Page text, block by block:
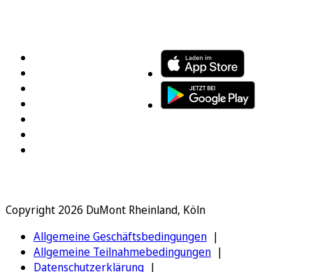
Copyright 2026 DuMont Rheinland, Köln
Allgemeine Geschäftsbedingungen
Allgemeine Teilnahmebedingungen
Datenschutzerklärung